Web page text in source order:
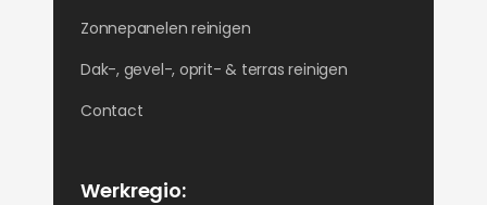
Zonnepanelen reinigen
Dak-, gevel-, oprit- & terras reinigen
Contact
Werkregio: